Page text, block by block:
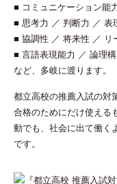
■ コミュニケーション能
■ 思考力 ／ 判断力 ／ 表
■ 協調性 ／ 将来性 ／ リ
■ 言語表現能力 ／ 論理構
など、多岐に渡ります。
都立高校の推薦入試の対
合格のためにだけ使える
動でも、社会に出て働く
です。